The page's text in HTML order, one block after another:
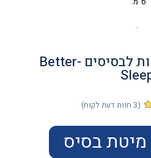
.
חוות דעת לקוחות לבסיסים Better-
(
3 חוות דעת לקוח)
בסיס